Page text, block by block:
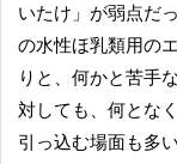
いたけ」が弱点だ
の水性ほ乳類用の
りと、何かと苦手
対しても、何とな
引っ込む場面も多い